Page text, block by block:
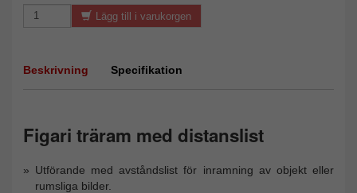
Lägg till i varukorgen
Beskrivning Specifikation
Figari träram med distanslist
Utförande med avståndslist för inramning av objekt eller
rumsliga bilder.